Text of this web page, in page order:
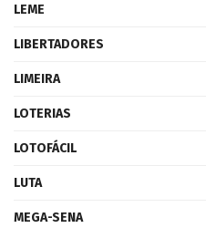
LEME
LIBERTADORES
LIMEIRA
LOTERIAS
LOTOFÁCIL
LUTA
MEGA-SENA